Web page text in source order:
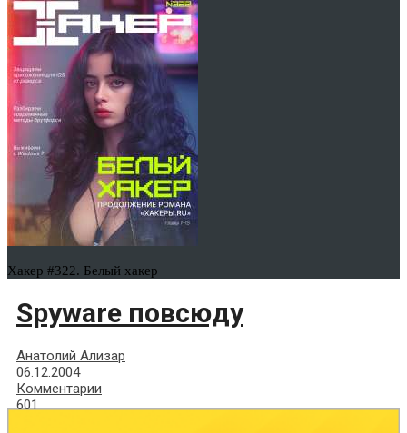
Хакер #322. Белый хакер
Spyware повсюду
Анатолий Ализар
06.12.2004
Комментарии
601